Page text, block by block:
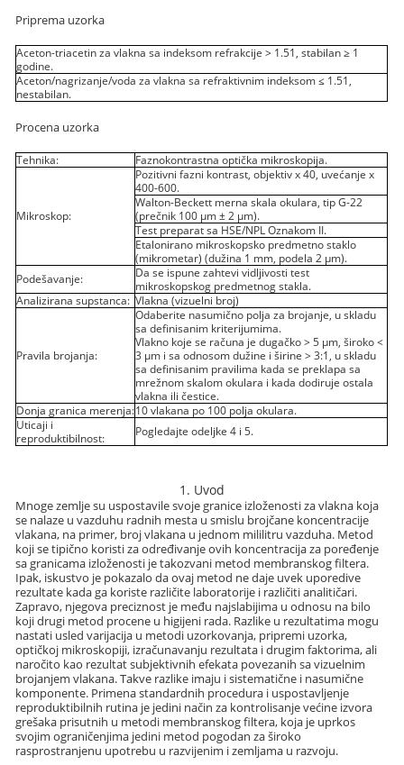
Priprema uzorka
Aceton-triacetin za vlakna sa indeksom refrakcije > 1.51, stabilan ≥ 1
godine.
Aceton/nagrizanje/voda za vlakna sa refraktivnim indeksom ≤ 1.51,
nestabilan.
Procena uzorka
Tehnika: Faznokontrastna optička mikroskopija.
Mikroskop:
Pozitivni fazni kontrast, objektiv x 40, uvećanje x
400-600.
Walton-Beckett merna skala okulara, tip G-22
(prečnik 100 µm ± 2 µm).
Test preparat sa HSE/NPL Oznakom II.
Etalonirano mikroskopsko predmetno staklo
(mikrometar) (dužina 1 mm, podela 2 µm).
Podešavanje:
Da se ispune zahtevi vidljivosti test
mikroskopskog predmetnog stakla.
Analizirana supstanca: Vlakna (vizuelni broj)
Pravila brojanja:
Odaberite nasumično polja za brojanje, u skladu
sa definisanim kriterijumima.
Vlakno koje se računa je dugačko > 5 µm, široko <
3 µm i sa odnosom dužine i širine > 3:1, u skladu
sa definisanim pravilima kada se preklapa sa
mrežnom skalom okulara i kada dodiruje ostala
vlakna ili čestice.
Donja granica merenja:10 vlakana po 100 polja okulara.
Uticaji i
reproduktibilnost:
Pogledajte odeljke 4 i 5.
1. Uvod
Mnoge zemlje su uspostavile svoje granice izloženosti za vlakna koja
se nalaze u vazduhu radnih mesta u smislu brojčane koncentracije
vlakana, na primer, broj vlakana u jednom mililitru vazduha. Metod
koji se tipično koristi za određivanje ovih koncentracija za poređenje
sa granicama izloženosti je takozvani metod membranskog filtera.
Ipak, iskustvo je pokazalo da ovaj metod ne daje uvek uporedive
rezultate kada ga koriste različite laboratorije i različiti analitičari.
Zapravo, njegova preciznost je među najslabijima u odnosu na bilo
koji drugi metod procene u higijeni rada. Razlike u rezultatima mogu
nastati usled varijacija u metodi uzorkovanja, pripremi uzorka,
optičkoj mikroskopiji, izračunavanju rezultata i drugim faktorima, ali
naročito kao rezultat subjektivnih efekata povezanih sa vizuelnim
brojanjem vlakana. Takve razlike imaju i sistematične i nasumične
komponente. Primena standardnih procedura i uspostavljenje
reproduktibilnih rutina je jedini način za kontrolisanje većine izvora
grešaka prisutnih u metodi membranskog filtera, koja je uprkos
svojim ograničenjima jedini metod pogodan za široko
rasprostranjenu upotrebu u razvijenim i zemljama u razvoju.